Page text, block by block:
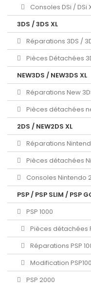
Consoles DSi / DSi
3DS / 3DS XL
Réparations 3DS /
Pièces Détachées
NEW3DS / NEW3DS XL
Réparations New
Pièces détachées
2DS / NEW2DS XL
Réparations
Pièces détachées
Consoles Nintendo
PSP / PSP SLIM / PSP
PSP 1000
Pièces détachées
Réparations PSP
Modification
PSP 2000